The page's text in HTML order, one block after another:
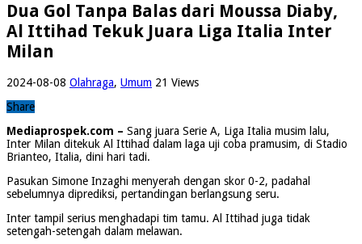
Dua Gol Tanpa Balas dari Moussa Diaby,
Al Ittihad Tekuk Juara Liga Italia Inter
Milan
2024-08-08 Olahraga, Umum 21 Views
Share
Mediaprospek.com – Sang juara Serie A, Liga Italia musim lalu,
Inter Milan ditekuk Al Ittihad dalam laga uji coba pramusim, di Stadio
Brianteo, Italia, dini hari tadi.
Pasukan Simone Inzaghi menyerah dengan skor 0-2, padahal
sebelumnya diprediksi, pertandingan berlangsung seru.
Inter tampil serius menghadapi tim tamu. Al Ittihad juga tidak
setengah-setengah dalam melawan.